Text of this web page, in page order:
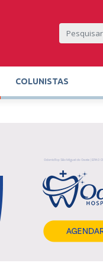
COLUNISTAS